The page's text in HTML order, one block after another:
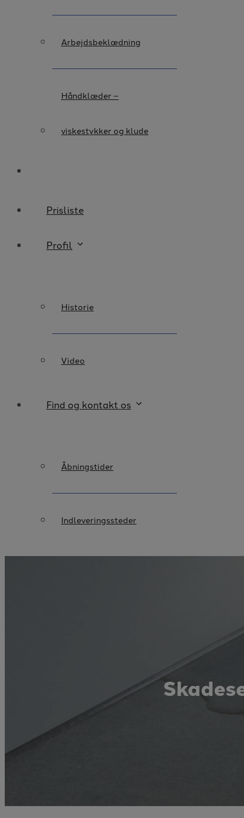
Arbejdsbeklædning
Håndklæder –
viskestykker og klude
Prisliste
Profil
Historie
Video
Find og kontakt os
Åbningstider
Indleveringssteder